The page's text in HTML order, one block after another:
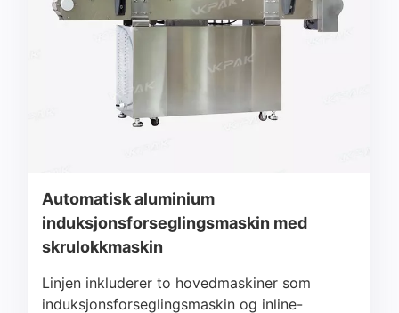
Automatisk aluminium
induksjonsforseglingsmaskin med
skrulokkmaskin
Linjen inkluderer to hovedmaskiner som
induksjonsforseglingsmaskin og inline-